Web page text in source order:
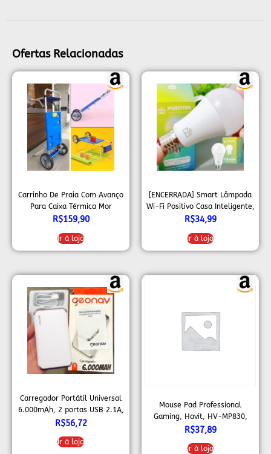
Ofertas Relacionadas
Carrinho De Praia Com Avanço
Para Caixa Térmica Mor
R$159,90
Ir à loja
[ENCERRADA] Smart Lâmpada
Wi-Fi Positivo Casa Inteligente,
Iluminação Branca (Quente e
Cores), 9W, 806 Lúmens, LED,
Bivolt, Compatível com Alexa e
R$34,99
Ir à loja
Carregador Portátil Universal
6.000mAh, 2 portas USB 2.1A,
Led Indicador de bateria,
R$56,72
Ir à loja
Mouse Pad Professional
Gaming, Havit, HV-MP830,
30×90 cm
R$37,89
Ir à loja